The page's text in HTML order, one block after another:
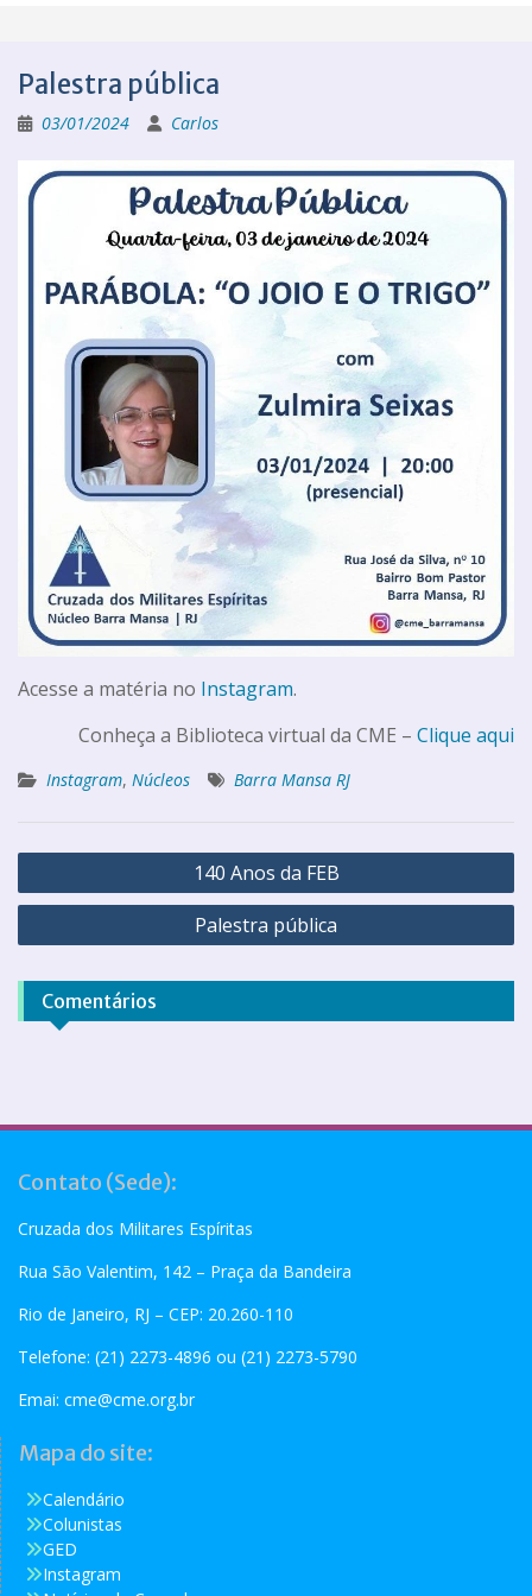
Palestra pública
03/01/2024 Carlos
Acesse a matéria no Instagram.
Conheça a Biblioteca virtual da CME – Clique aqui
Instagram, Núcleos Barra Mansa RJ
140 Anos da FEB
Palestra pública
Comentários
Contato (Sede):
Cruzada dos Militares Espíritas
Rua São Valentim, 142 – Praça da Bandeira
Rio de Janeiro, RJ – CEP: 20.260-110
Telefone: (21) 2273-4896 ou (21) 2273-5790
Emai: cme@cme.org.br
Mapa do site:
Calendário
Colunistas
GED
Instagram